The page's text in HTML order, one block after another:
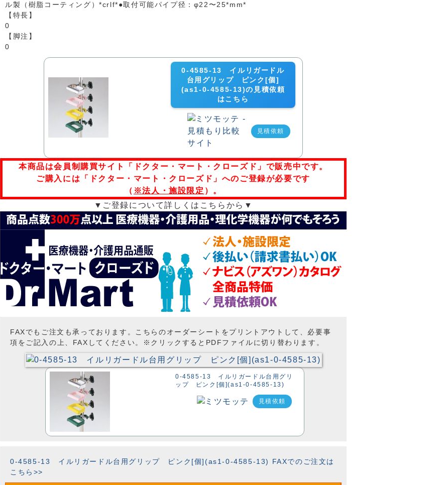
ル製（樹脂コーティング）*crlf*●取付可能パイプ径：φ22〜25*mm*
【特長】
0
【脚注】
0
0-4585-13 イルリガードル
台用グリップ ピンク[個]
(as1-0-4585-13)の見積依頼
はこちら
見積依頼
本商品は会員制購買サイト「ドクター・マート・クローズド」で販売中です。
ご購入には「ドクター・マート・クローズド」へのご登録が必要です
（ ※法人・施設限定 ）。
▼ご登録について詳しくはこちらから▼
FAXでもご注文も承っております。こちらのオーダーシートをプリントアウトして、必要事
項をご記入の上、FAXしてください。※クリックするとPDFファイルに切り替わります。
0-4585-13 イルリガードル台用グリ
ップ ピンク[個](as1-0-4585-13)
見積依頼
0-4585-13 イルリガードル台用グリップ ピンク[個](as1-0-4585-13) FAXでのご注文は
こちら>>